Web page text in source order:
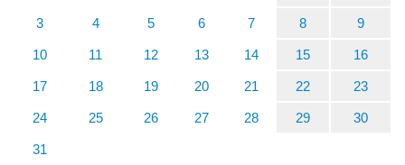
3 4 5 6 7 8 9
10 11 12 13 14 15 16
17 18 19 20 21 22 23
24 25 26 27 28 29 30
31